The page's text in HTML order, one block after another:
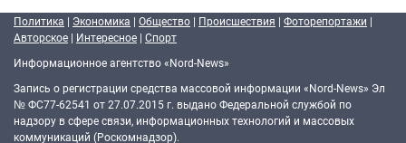
Политика | Экономика | Общество | Происшествия | Фоторепортажи |
Авторское | Интересное | Спорт
Информационное агентство «Nord-News»
Запись о регистрации средства массовой информации «Nord-News» Эл
№ ФС77-62541 от 27.07.2015 г. выдано Федеральной службой по
надзору в сфере связи, информационных технологий и массовых
коммуникаций (Роскомнадзор).